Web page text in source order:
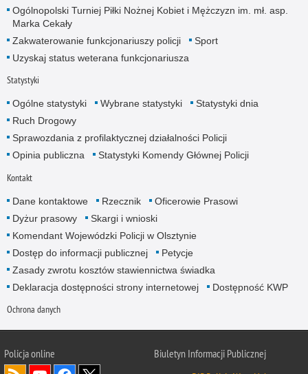
Ogólnopolski Turniej Piłki Nożnej Kobiet i Mężczyzn im. mł. asp.
Marka Cekały
Zakwaterowanie funkcjonariuszy policji
Sport
Uzyskaj status weterana funkcjonariusza
Statystyki
Ogólne statystyki Wybrane statystyki
Statystyki dnia
Ruch Drogowy
Sprawozdania z profilaktycznej działalności Policji
Opinia publiczna
Statystyki Komendy Głównej Policji
Kontakt
Dane kontaktowe Rzecznik
Oficerowie Prasowi
Dyżur prasowy
Skargi i wnioski
Komendant Wojewódzki Policji w Olsztynie
Dostęp do informacji publicznej
Petycje
Zasady zwrotu kosztów stawiennictwa świadka
Deklaracja dostępności strony internetowej
Dostępność KWP
Ochrona danych
Policja online
Biuletyn Informacji Publicznej